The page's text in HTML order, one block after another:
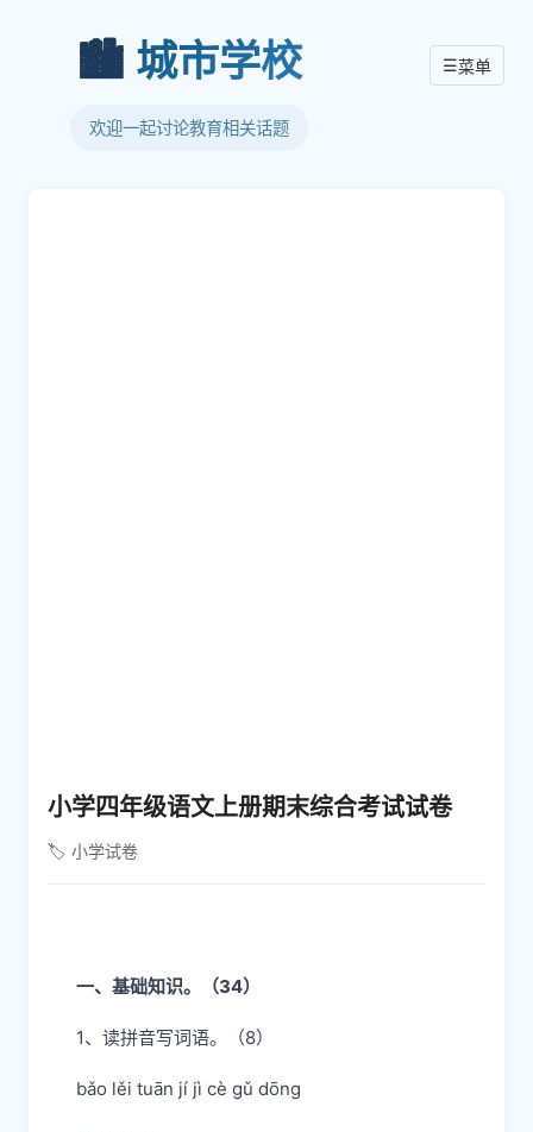
🏙️ 城市学校
欢迎一起讨论教育相关话题
☰菜单
小学四年级语文上册期末综合考试试卷
🏷️ 小学试卷
一、基础知识。（34）
1、读拼音写词语。（8）
bǎo lěi tuān jí jì cè gǔ dōng